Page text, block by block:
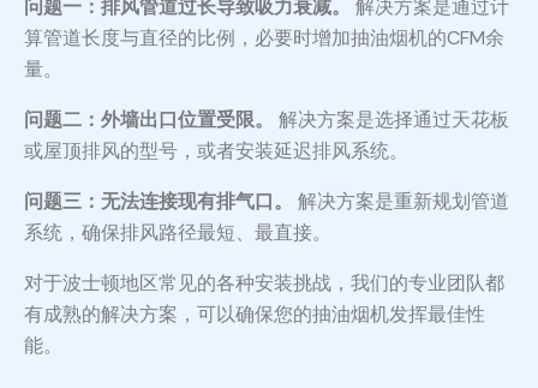
问题一：排风管道过长导致吸力衰减。
解决方案是通过计
算管道长度与直径的比例，必要时增加抽油烟机的CFM余
量。
问题二：外墙出口位置受限。
解决方案是选择通过天花板
或屋顶排风的型号，或者安装延迟排风系统。
问题三：无法连接现有排气口。
解决方案是重新规划管道
系统，确保排风路径最短、最直接。
对于波士顿地区常见的各种安装挑战，我们的专业团队都
有成熟的解决方案，可以确保您的抽油烟机发挥最佳性
能。